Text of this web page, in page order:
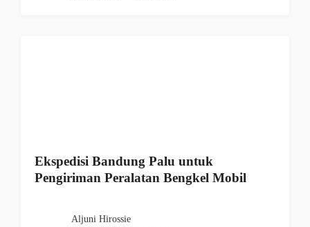
Ekspedisi Bandung Palu untuk
Pengiriman Peralatan Bengkel Mobil
Aljuni Hirossie